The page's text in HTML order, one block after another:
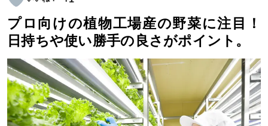
プロ向けの植物工場産の野菜に注目！
日持ちや使い勝手の良さがポイント。